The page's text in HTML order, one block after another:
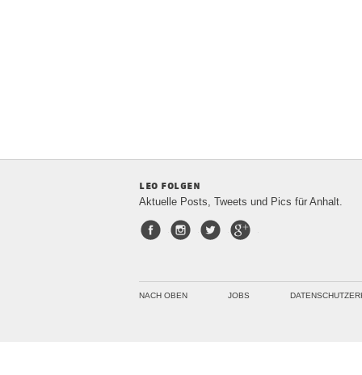
leo folgen
Aktuelle Posts, Tweets und Pics für Anhalt.
FacebookInstagram
Twitter
NACH OBEN JOBS